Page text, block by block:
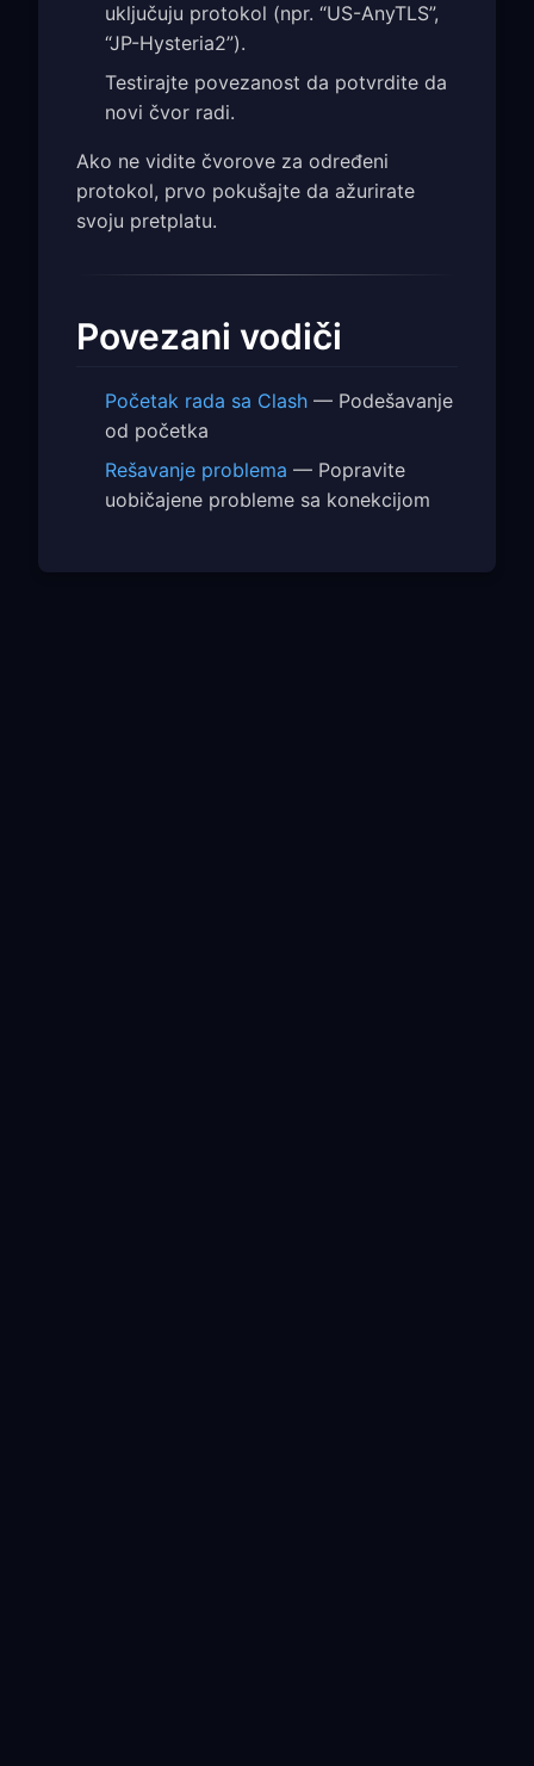
uključuju protokol (npr. “US-AnyTLS”,
“JP-Hysteria2”).
Testirajte povezanost da potvrdite da
novi čvor radi.
Ako ne vidite čvorove za određeni
protokol, prvo pokušajte da ažurirate
svoju pretplatu.
Povezani vodiči
Početak rada sa Clash — Podešavanje
od početka
Rešavanje problema — Popravite
uobičajene probleme sa konekcijom